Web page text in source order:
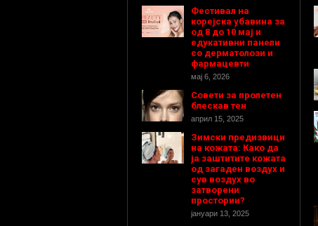
Фестивал на
корејска убавина за
од 8 до 10 мај и
едукативни панели
со дерматолози и
фармацевти
мај 6, 2026
Совети за пролетен
блескав тен
април 15, 2025
Зимски предизвици
на кожата: Како да
ја заштитите кожата
од загаден воздух и
сув воздух во
затворени
простории?
јануари 13, 2025